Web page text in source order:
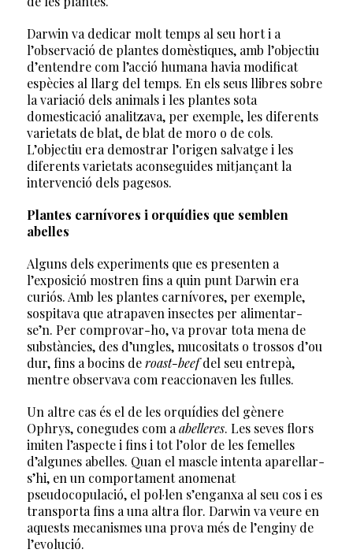
Darwin va dedicar molt temps al seu hort i a
l’observació de plantes domèstiques, amb l’objectiu
d’entendre com l’acció humana havia modificat
espècies al llarg del temps. En els seus llibres sobre
la variació dels animals i les plantes sota
domesticació analitzava, per exemple, les diferents
varietats de blat, de blat de moro o de cols.
L’objectiu era demostrar l’origen salvatge i les
diferents varietats aconseguides mitjançant la
intervenció dels pagesos.
Plantes carnívores i orquídies que semblen
abelles
Alguns dels experiments que es presenten a
l’exposició mostren fins a quin punt Darwin era
curiós. Amb les plantes carnívores, per exemple,
sospitava que atrapaven insectes per alimentar-
se’n. Per comprovar-ho, va provar tota mena de
substàncies, des d’ungles, mucositats o trossos d’ou
dur, fins a bocins deroast-beefdel seu entrepà,
mentre observava com reaccionaven les fulles.
Un altre cas és el de les orquídies del gènere
Ophrys, conegudes com a abelleres. Les seves flors
imiten l’aspecte i fins i tot l’olor de les femelles
d’algunes abelles. Quan el mascle intenta aparellar-
s’hi, en un comportament anomenat
pseudocopulació, el pol·len s’enganxa al seu cos i es
transporta fins a una altra flor. Darwin va veure en
aquests mecanismes una prova més de l’enginy de
l’evolució.